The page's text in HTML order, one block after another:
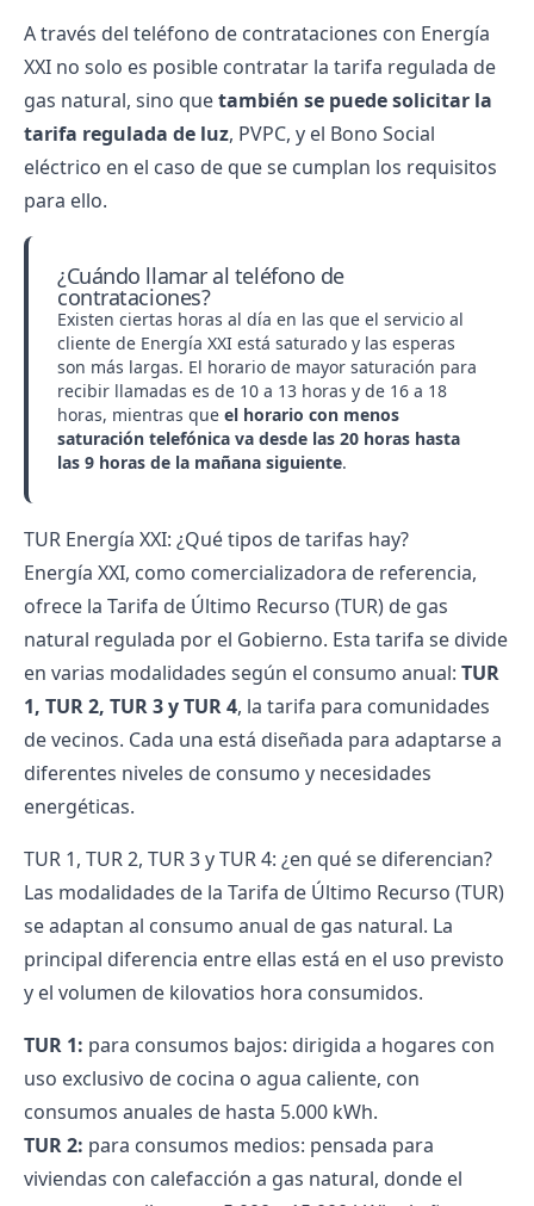
A través del teléfono de contrataciones con Energía
XXI no solo es posible contratar la tarifa regulada de
gas natural, sino quetambién se puede solicitar la
tarifa regulada de luz, PVPC, y el Bono Social
eléctrico en el caso de que se cumplan los requisitos
para ello.
¿Cuándo llamar al teléfono de
contrataciones?
Existen ciertas horas al día en las que el servicio al
cliente de Energía XXI está saturado y las esperas
son más largas. El horario de mayor saturación para
recibir llamadas es de 10 a 13 horas y de 16 a 18
horas, mientras que el horario con menos
saturación telefónica va desde las 20 horas hasta
las 9 horas de la mañana siguiente.
TUR Energía XXI: ¿Qué tipos de tarifas hay?
​Energía XXI, como comercializadora de referencia,
ofrece la Tarifa de Último Recurso (TUR) de gas
natural regulada por el Gobierno. Esta tarifa se divide
en varias modalidades según el consumo anual: TUR
1, TUR 2, TUR 3 y TUR 4, la tarifa para comunidades
de vecinos. Cada una está diseñada para adaptarse a
diferentes niveles de consumo y necesidades
energéticas.
TUR 1, TUR 2, TUR 3 y TUR 4: ¿en qué se diferencian?
Las modalidades de la Tarifa de Último Recurso (TUR)
se adaptan al consumo anual de gas natural. La
principal diferencia entre ellas está en el uso previsto
y el volumen de kilovatios hora consumidos.
TUR 1: para consumos bajos: dirigida a hogares con
uso exclusivo de cocina o agua caliente, con
consumos anuales de hasta 5.000 kWh.
TUR 2: para consumos medios: pensada para
viviendas con calefacción a gas natural, donde el